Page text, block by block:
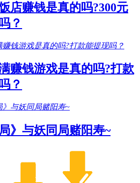
店赚钱是真的吗?300元
？
赚钱游戏是真的吗?打款
？
局》与妖同局赌阳寿~